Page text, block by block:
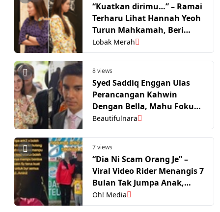
“Kuatkan dirimu…” – Ramai
Terharu Lihat Hannah Yeoh
Turun Mahkamah, Beri
Semangat Kepada Bella
Astillah
Lobak Merah
8 views
Syed Saddiq Enggan Ulas
Perancangan Kahwin
Dengan Bella, Mahu Fokus
Prosiding Mahkamah
Beautifulnara
7 views
“Dia Ni Scam Orang Je” –
Viral Video Rider Menangis 7
Bulan Tak Jumpa Anak,
Bekas Isteri Dedah Perkara
Sebenar
Oh! Media